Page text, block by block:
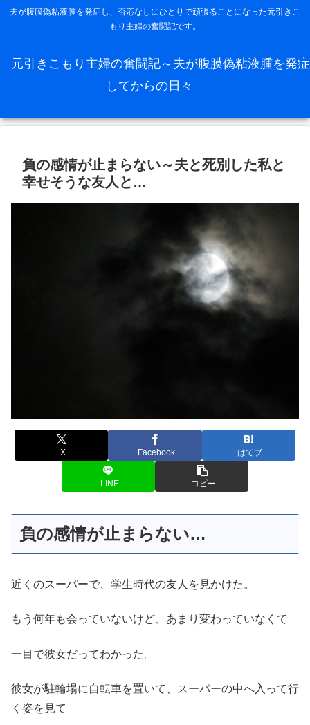
夫が腹膜偽粘液腫を発症し、否応なしにひとりで頑張ることになった元引きこ
もり主婦の奮闘記です。
元引きこもり主婦の奮闘記～夫が腹膜偽粘液腫を発症
してからの日々
負の感情が止まらない～夫と死別した私と
幸せそうな友人と…
X Facebook はてブ
LINE コピー
負の感情が止まらない…
近くのスーパーで、学生時代の友人を見かけた。
もう何年も会っていないけど、あまり変わっていなくて
一目で彼女だってわかった。
彼女が駐輪場に自転車を置いて、スーパーの中へ入って行
く姿を見て